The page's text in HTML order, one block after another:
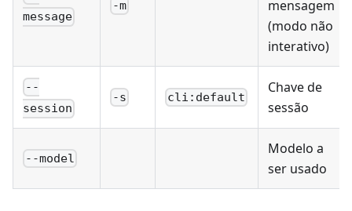
message
-m
mensagem
(modo não
interativo)
--
session
-s cli:default
Chave de
sessão
--model
Modelo a
ser usado